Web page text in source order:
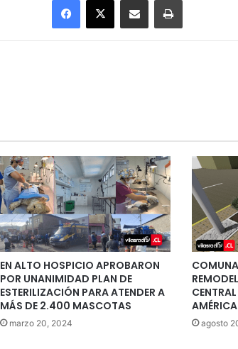
EN ALTO HOSPICIO APROBARON
POR UNANIMIDAD PLAN DE
ESTERILIZACIÓN PARA ATENDER A
MÁS DE 2.400 MASCOTAS
marzo 20, 2024 agosto